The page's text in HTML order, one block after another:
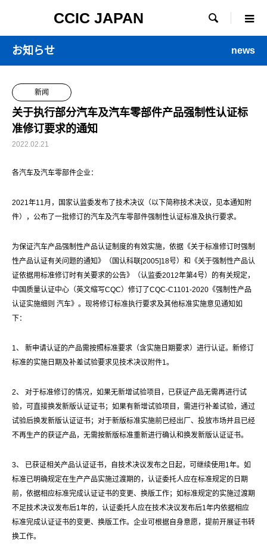
CCIC JAPAN 
お知らせ news
新闻
关于执行部分汽车及汽车零部件产品强制性认证标
准修订要求的通知
2022.02.21
各汽车及汽车零部件企业：
2021年11月，国家认监委发布了技术决议（以下简称技术决议，见本通知附
件），公布了一批修订的汽车及汽车零部件强制性认证标准及执行要求。
为保证汽车产品强制性产品认证制度的有效实施，依据《关于标准修订时强制
性产品认证有关问题的通知》（国认科联[2005]18号）和《关于强制性产品认
证依据用标准修订时有关要求的公告》（认监委2012年第4号）的有关规定，
中国质量认证中心（英文缩写CQC）修订了CQC-C1101-2020《强制性产品
认证实施细则 汽车》。现将修订标准执行要求及其他标准实施意见通知如
下：
1、 新申请认证的产品需按照标准要求（含实施日期要求）进行认证。新修订
标准的实施日期及补差试验要求见技术决议附件1。
2、 对于标准修订的情况，如果无新增试验项目，已获证产品无需再进行试
验，可直接换发新版认证证书；如果有新增试验项目，需进行补差试验，通过
试验后换发新版认证证书；对于新版标准实施前已经出厂、投放市场并且已经
不再生产的获证产品，无需按新版标准重新进行确认和换发新版认证证书。
3、 已获证相关产品认证证书，自技术决议发布之日起，可继续使用1年。如
标准已明确规定在生产产品实施过渡期的，认证委托人应在标准规定的日期
前，依据相应标准完成认证证书的变更、换版工作；如标准规定的实施过渡期
不足技术决议发布后1年的，认证委托人应在技术决议发布后1年内依据相应
标准完成认证证书的变更、换版工作。企业可根据自身意愿，提前开展证书转
换工作。